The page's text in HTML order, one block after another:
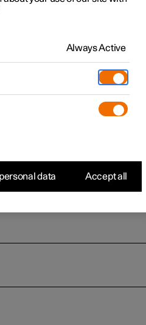
Always Active
data Accept all